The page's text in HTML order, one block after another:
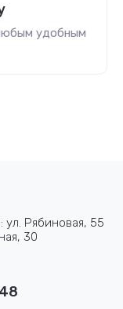
удобным
ул. Рябиновая, 55
30